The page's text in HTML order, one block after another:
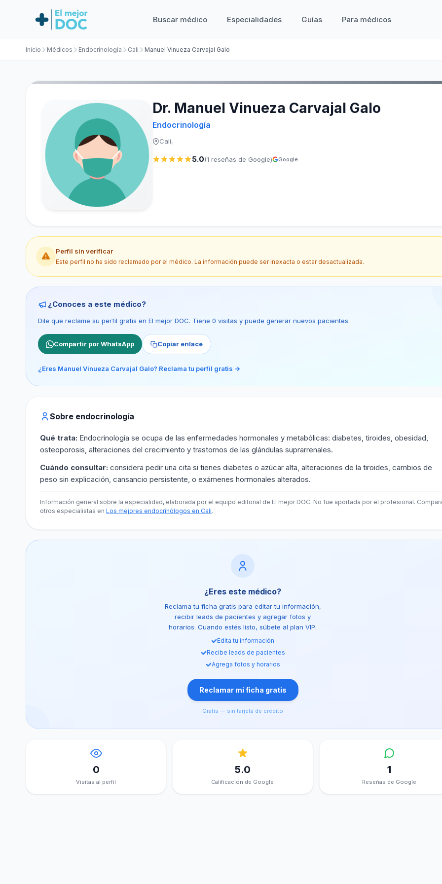
Buscar médico Especialidades Guías Para médicos
Inicio Médicos Endocrinología Cali Manuel Vinueza Carvajal Galo
Dr. Manuel Vinueza Carvajal Galo
Endocrinología
Cali,
5.0(1 reseñas de Google) Google
Perfil sin verificar
Este perfil no ha sido reclamado por el médico. La información puede ser inexacta o estar desactualizada.
¿Conoces a este médico?
Dile que reclame su perfil gratis en El mejor DOC. Tiene 0 visitas y puede generar nuevos pacientes.
Compartir por WhatsApp Copiar enlace
¿Eres Manuel Vinueza Carvajal Galo? Reclama tu perfil gratis →
Sobre endocrinología
Qué trata: Endocrinología se ocupa de las enfermedades hormonales y metabólicas: diabetes, tiroides, obesidad,
osteoporosis, alteraciones del crecimiento y trastornos de las glándulas suprarrenales.
Cuándo consultar: considera pedir una cita si tienes diabetes o azúcar alta, alteraciones de la tiroides, cambios de
peso sin explicación, cansancio persistente, o exámenes hormonales alterados.
Información general sobre la especialidad, elaborada por el equipo editorial de El mejor DOC. No fue aportada por el profesional.
otros especialistas en Los mejores endocrinólogos en Cali.
¿Eres este médico?
Reclama tu ficha gratis para editar tu información,
recibir leads de pacientes y agregar fotos y
horarios. Cuando estés listo, súbete al plan VIP.
Edita tu información
Recibe leads de pacientes
Agrega fotos y horarios
Reclamar mi ficha gratis
Gratis — sin tarjeta de crédito
0
Visitas al perfil
5.0
Calificación de Google
1
Reseñas de Google